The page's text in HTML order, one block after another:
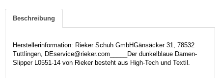
Beschreibung
Herstellerinformation: Rieker Schuh GmbHGänsäcker 31, 78532
Tuttlingen, DEservice@rieker.com_____Der dunkelblaue Damen-
Slipper L0551-14 von Rieker besteht aus High-Tech und Textil.